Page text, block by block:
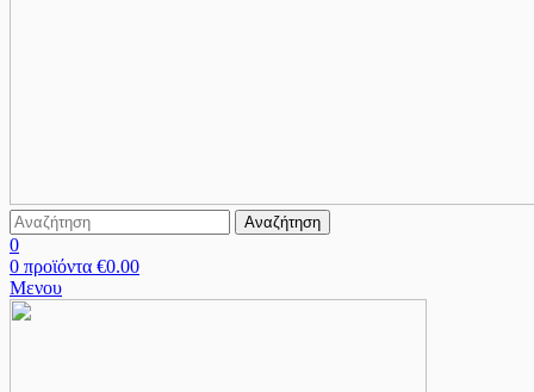
Αναζήτηση
0
0 προϊόντα €0.00
Μενου